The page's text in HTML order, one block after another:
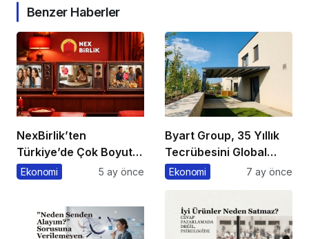
Benzer Haberler
NexBirlik’ten
Türkiye’de Çok Boyutlu
Marka Hamlesi
Ekonomi 5 ay önce
Byart Group, 35 Yıllık
Tecrübesini Global
Başarıya Dönüştürüyor
Ekonomi 7 ay önce